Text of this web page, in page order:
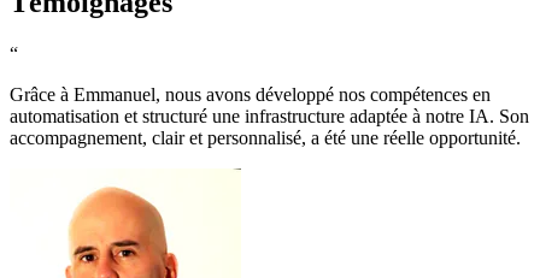
“
Grâce à Emmanuel, nous avons développé nos compétences en
automatisation et structuré une infrastructure adaptée à notre IA. Son
accompagnement, clair et personnalisé, a été une réelle opportunité.